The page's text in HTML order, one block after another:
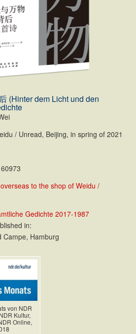
(Hinter dem Licht und den
/ Unread, Beijing, in spring of 2021
to the shop of Weidu /
Gedichte 2017-1987
in:
Campe, Hamburg
von NDR
Kultur,
Online,